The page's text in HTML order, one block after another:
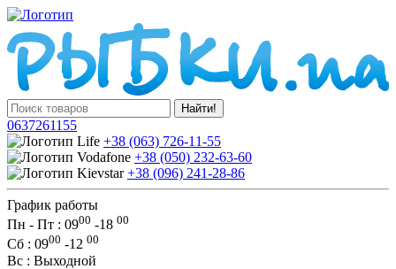
Найти!
0637261155
+38 (063) 726-11-55
+38 (050) 232-63-60
+38 (096) 241-28-86
График работы
Пн - Пт : 0900 -18 00
Сб : 0900 -12 00
Вс : Выходной